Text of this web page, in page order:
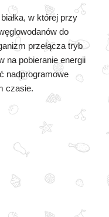
w której przy
do
przełącza tryb
na pobieranie energii
nadprogramowe
czasie.